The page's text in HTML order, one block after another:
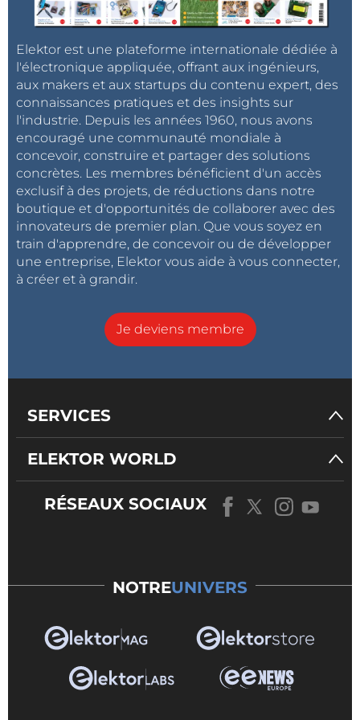
Elektor est une plateforme internationale dédiée à
l'électronique appliquée, offrant aux ingénieurs,
aux makers et aux startups du contenu expert, des
connaissances pratiques et des insights sur
l'industrie. Depuis les années 1960, nous avons
encouragé une communauté mondiale à
concevoir, construire et partager des solutions
concrètes. Les membres bénéficient d'un accès
exclusif à des projets, de réductions dans notre
boutique et d'opportunités de collaborer avec des
innovateurs de premier plan. Que vous soyez en
train d'apprendre, de concevoir ou de développer
une entreprise, Elektor vous aide à vous connecter,
à créer et à grandir.
Je deviens membre
SERVICES
ELEKTOR WORLD
RÉSEAUX SOCIAUX
NOTREUNIVERS